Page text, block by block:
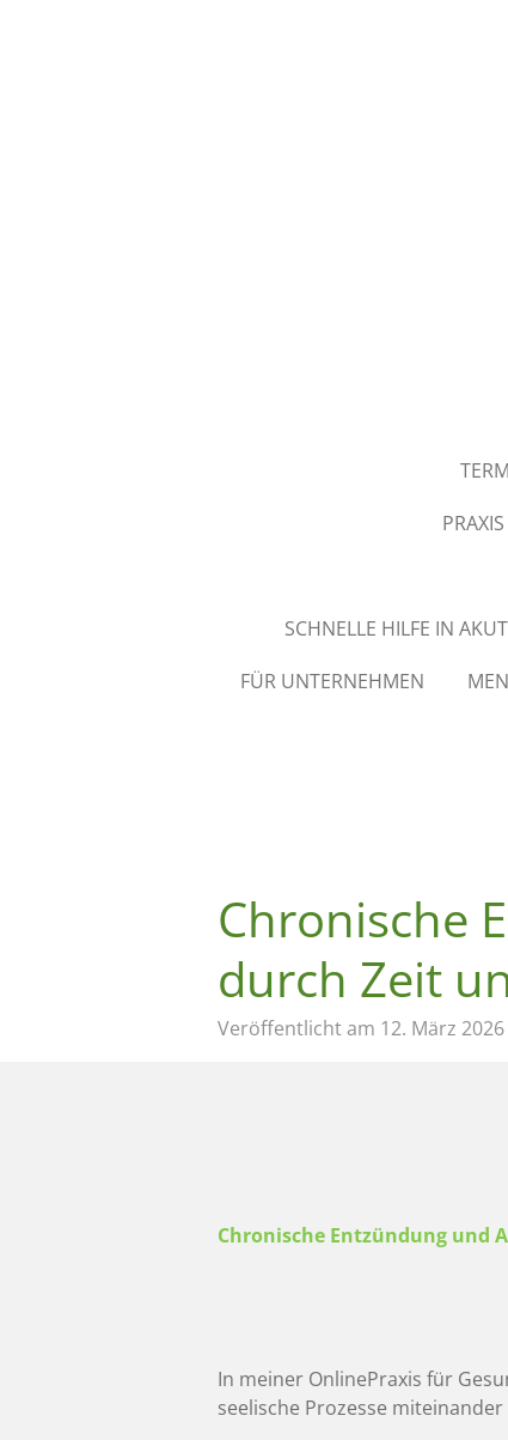
SCHNELLE HILFE IN
FÜR UNTERNEHMEN
Chronische
durch Zeit
Veröffentlicht am 12. März
Chronische Entzündung und
In meiner OnlinePraxis für
seelische Prozesse